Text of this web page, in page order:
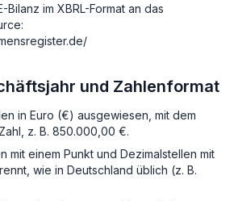
im XBRL-Format an das
und Zahlenformat
in Euro (€) ausgewiesen, mit dem
z. B. 850.000,00 €.
mit einem Punkt und Dezimalstellen mit
wie in Deutschland üblich (z. B.